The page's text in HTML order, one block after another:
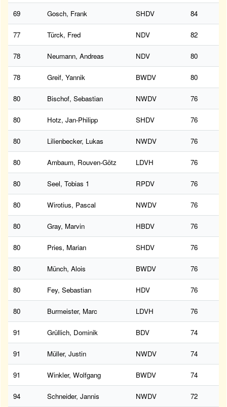
69 Gosch, Frank SHDV 84
77 Türck, Fred NDV 82
78 Neumann, Andreas NDV 80
78 Greif, Yannik BWDV 80
80 Bischof, Sebastian NWDV 76
80 Hotz, Jan-Philipp SHDV 76
80 Lilienbecker, Lukas NWDV 76
80 Ambaum, Rouven-Götz LDVH 76
80 Seel, Tobias 1 RPDV 76
80 Wirotius, Pascal NWDV 76
80 Gray, Marvin HBDV 76
80 Pries, Marian SHDV 76
80 Münch, Alois BWDV 76
80 Fey, Sebastian HDV 76
80 Burmeister, Marc LDVH 76
91 Grüllich, Dominik BDV 74
91 Müller, Justin NWDV 74
91 Winkler, Wolfgang BWDV 74
94 Schneider, Jannis NWDV 72